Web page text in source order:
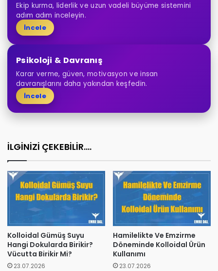
Ekip kurma, liderlik ve uzun vadeli büyüme sistemini
adım adım inceleyin.
İncele
Psikoloji & Davranış
Karar verme, güven, motivasyon ve insan
davranışlarını daha yakından keşfedin.
İncele
İLGİNİZİ ÇEKEBİLİR....
Kolloidal Gümüş Suyu
Hangi Dokularda Birikir?
Vücutta Birikir Mi?
23.07.2026
Hamilelikte Ve Emzirme
Döneminde Kolloidal Ürün
Kullanımı
23.07.2026